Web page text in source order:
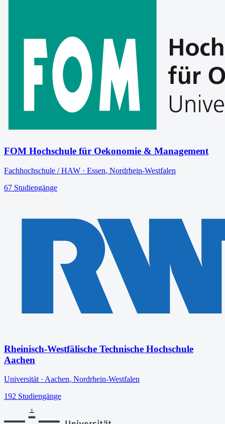
FOM Hochschule für Oekonomie & Management
Fachhochschule / HAW · Essen, Nordrhein-Westfalen
67 Studiengänge
Rheinisch-Westfälische Technische Hochschule
Aachen
Universität · Aachen, Nordrhein-Westfalen
192 Studiengänge